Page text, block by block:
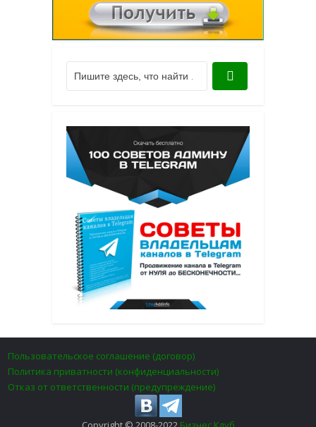
Пользовательское соглашение (договор)
Политика приватности (конфиденциальности)
Отказ от ответственности (предупреждение)